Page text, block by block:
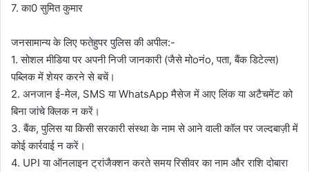
7. का0 सुमित कुमार
जनसामान्य के लिए फतेहुपर पुलिस की अपील:-
1. सोशल मीडिया पर अपनी निजी जानकारी (जैसे मोoनंo, पता, बैंक डिटेल्स)
पब्लिक में शेयर करने से बचें।
2. अनजान ई-मेल, SMS या WhatsApp मैसेज में आए लिंक या अटैचमेंट को
बिना जांचे क्लिक न करें।
3. बैंक, पुलिस या किसी सरकारी संस्था के नाम से आने वाली कॉल पर जल्दबाज़ी में
कोई कार्रवाई न करें।
4. UPI या ऑनलाइन ट्रांजैक्शन करते समय रिसीवर का नाम और राशि दोबारा